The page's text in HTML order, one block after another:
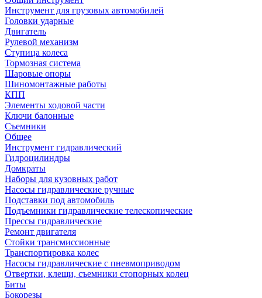
Инструмент для грузовых автомобилей
Головки ударные
Двигатель
Рулевой механизм
Ступица колеса
Тормозная система
Шаровые опоры
Шиномонтажные работы
КПП
Элементы ходовой части
Ключи балонные
Съемники
Общее
Инструмент гидравлический
Гидроцилиндры
Домкраты
Наборы для кузовных работ
Насосы гидравлические ручные
Подставки под автомобиль
Подъемники гидравлические телескопические
Прессы гидравлические
Ремонт двигателя
Стойки трансмиссионные
Транспортировка колес
Насосы гидравлические с пневмоприводом
Отвертки, клещи, съемники стопорных колец
Биты
Бокорезы